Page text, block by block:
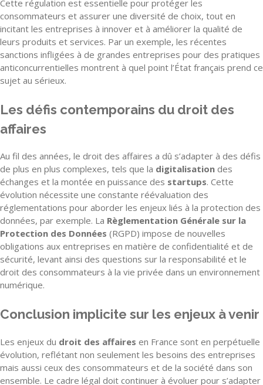
Cette régulation est essentielle pour protéger les
consommateurs et assurer une diversité de choix, tout en
incitant les entreprises à innover et à améliorer la qualité de
leurs produits et services. Par un exemple, les récentes
sanctions infligées à de grandes entreprises pour des pratiques
anticoncurrentielles montrent à quel point l’État français prend ce
sujet au sérieux.
Les défis contemporains du droit des
affaires
Au fil des années, le droit des affaires a dû s’adapter à des défis
de plus en plus complexes, tels que la digitalisation des
échanges et la montée en puissance des startups. Cette
évolution nécessite une constante réévaluation des
réglementations pour aborder les enjeux liés à la protection des
données, par exemple. La Règlementation Générale sur la
Protection des Données (RGPD) impose de nouvelles
obligations aux entreprises en matière de confidentialité et de
sécurité, levant ainsi des questions sur la responsabilité et le
droit des consommateurs à la vie privée dans un environnement
numérique.
Conclusion implicite sur les enjeux à venir
Les enjeux du droit des affaires en France sont en perpétuelle
évolution, reflétant non seulement les besoins des entreprises
mais aussi ceux des consommateurs et de la société dans son
ensemble. Le cadre légal doit continuer à évoluer pour s’adapter